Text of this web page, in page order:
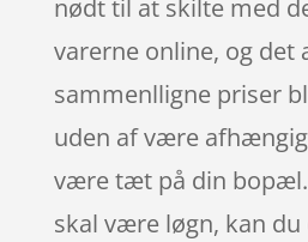
nødt til at skilte med
varerne online, og det
sammenlligne priser
uden af være
være tæt på din bopæl.
skal være løgn, kan du